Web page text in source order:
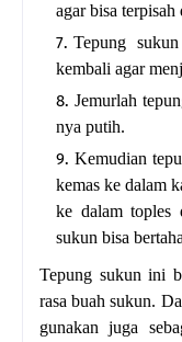
agar bisa
Tepung
kembali agar
Jemurlah
nya putih.
Kemudian
kemas ke dalam
ke dalam toples
sukun bisa
Tepung sukun ini
rasa buah sukun.
gunakan juga